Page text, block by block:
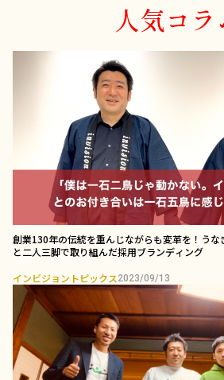
人気コラ
創業130年の伝統を重んじながらも変革を！うな
と二人三脚で取り組んだ採用ブランディング￼
インビジョントピックス 2023/09/13